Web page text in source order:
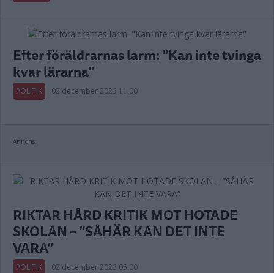
Efter föräldrarnas larm: "Kan inte tvinga
kvar lärarna"
POLITIK 02 december 2023 11.00
Annons:
RIKTAR HÅRD KRITIK MOT HOTADE
SKOLAN – ”SÅHÄR KAN DET INTE
VARA”
POLITIK 02 december 2023 05.00